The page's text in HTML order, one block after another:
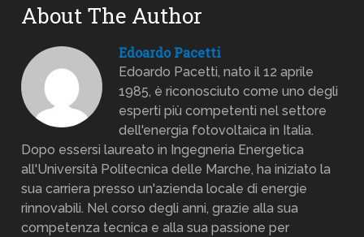
About The Author
Edoardo Pacetti
Edoardo Pacetti, nato il 12 aprile
1985, è riconosciuto come uno degli
esperti più competenti nel settore
dell'energia fotovoltaica in Italia.
Dopo essersi laureato in Ingegneria Energetica
all'Università Politecnica delle Marche, ha iniziato la
sua carriera presso un'azienda locale di energie
rinnovabili. Nel corso degli anni, grazie alla sua
competenza tecnica e alla sua passione per